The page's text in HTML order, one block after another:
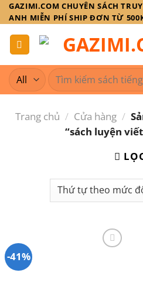
Skip
to
content
GAZIMI.COM CHUYÊN SÁCH
ANH MIỄN PHÍ SHIP ĐƠN TỪ
Tìm
kiếm:
Trang chủ / Cửa hàng /
“sách luyện
-41%